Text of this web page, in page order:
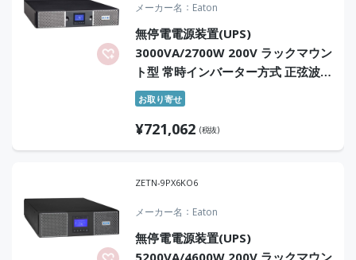
メーカー名 Eaton
無停電電源装置(UPS)
3000VA/2700W 200V ラックマウン
ト型 常時インバーター方式 正弦波
オンサイト4年保証付
お取り寄せ
¥721,062 (税抜)
ZETN-9PX6KO6
メーカー名 Eaton
無停電電源装置(UPS)
5200VA/4600W 200V ラックマウン